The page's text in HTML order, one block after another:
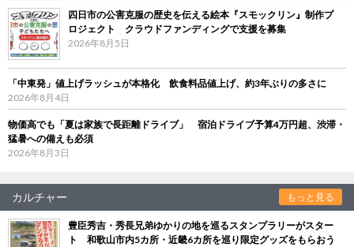
四日市の公害克服の歴史を伝える絵本『スモックリン』制作プ
ロジェクト クラウドファンディングで支援を募集
2026年8月5日
「中東発」値上げラッシュが本格化 飲食料品値上げ、約3年ぶりの多さに
2026年8月4日
物価高でも「夏は家族で長距離ドライブ」 宿泊ドライブ予算4万円超、渋滞・
猛暑への備えも必須
2026年8月3日
カルチャー もっと見る
豊臣秀吉・秀長兄弟ゆかりの地を巡るスタンプラリーがスター
ト 和歌山市内5カ所・近畿6カ所を巡り限定グッズをもらおう